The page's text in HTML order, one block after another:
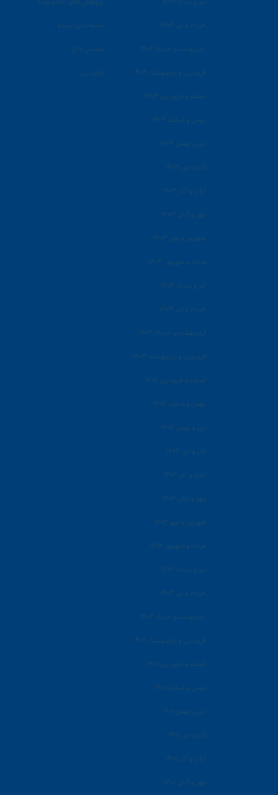
خرداد و تیر ۱۴۰۴
اردیبهشت و خرداد ۱۴۰۴
فروردین و اردیبهشت ۱۴۰۴
اسفند و فروردین ۱۴۰۳
بهمن و اسفند ۱۴۰۳
دی و بهمن ۱۴۰۳
آذر و دی ۱۴۰۳
آبان و آذر ۱۴۰۳
مهر و آبان ۱۴۰۳
شهریور و مهر ۱۴۰۳
مرداد و شهریور ۱۴۰۳
تیر و مرداد ۱۴۰۳
خرداد و تیر ۱۴۰۳
اردیبهشت و خرداد ۱۴۰۳
فروردین و اردیبهشت ۱۴۰۳
اسفند و فروردین ۱۴۰۲
بهمن و اسفند ۱۴۰۲
دی و بهمن ۱۴۰۲
آذر و دی ۱۴۰۲
آبان و آذر ۱۴۰۲
مهر و آبان ۱۴۰۲
شهریور و مهر ۱۴۰۲
مرداد و شهریور ۱۴۰۲
تیر و مرداد ۱۴۰۲
خرداد و تیر ۱۴۰۲
اردیبهشت و خرداد ۱۴۰۲
فروردین و اردیبهشت ۱۴۰۲
اسفند و فروردین ۱۴۰۱
بهمن و اسفند ۱۴۰۱
دی و بهمن ۱۴۰۱
آذر و دی ۱۴۰۱
آبان و آذر ۱۴۰۱
مهر و آبان ۱۴۰۱
دسته‌بندی نشده
صندلی داغ
قران،زن